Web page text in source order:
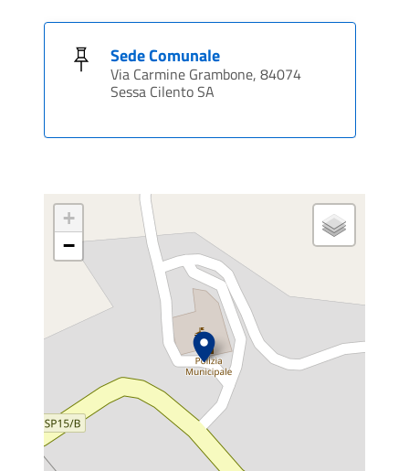
Sede Comunale
Via Carmine Grambone, 84074
Sessa Cilento SA
+
−